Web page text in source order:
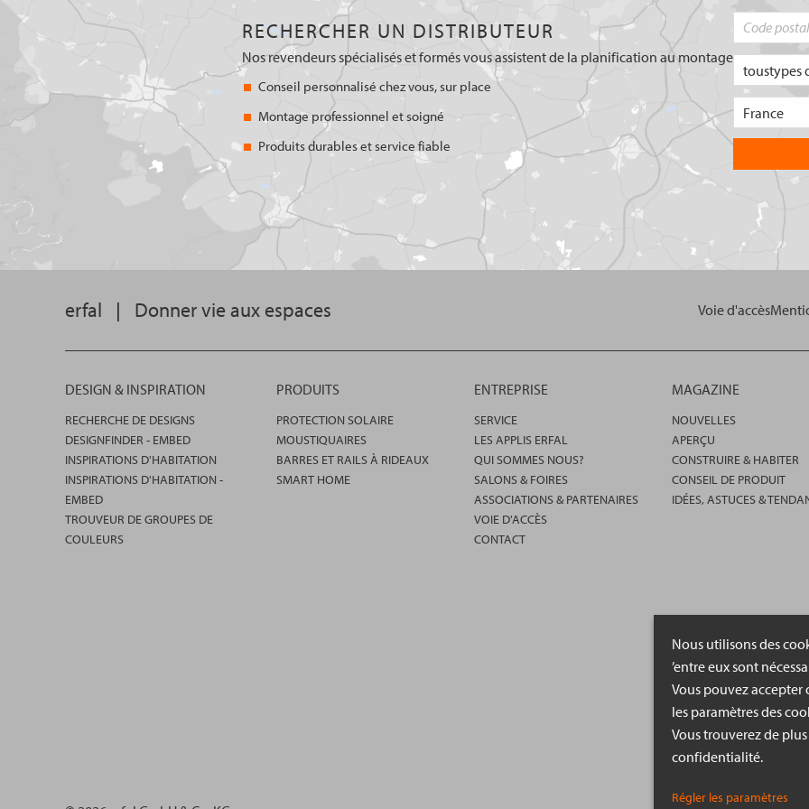
Nous utilisons des
’entre eux sont
Vous pouvez accepter
les paramètres des
Vous trouverez de
confidentialité.
Régler les paramètres
RECHERCHER UN DISTRIBUTEUR
Nos revendeurs spécialisés et formés vous assistent de la planification au montage
Conseil personnalisé chez vous, sur place
Montage professionnel et soigné
Produits durables et service fiable
erfal | Donner vie aux espaces Voie d'accès
DESIGN & INSPIRATION
RECHERCHE DE DESIGNS
DESIGNFINDER - EMBED
INSPIRATIONS D'HABITATION
INSPIRATIONS D'HABITATION -
EMBED
TROUVEUR DE GROUPES DE
COULEURS
PRODUITS
PROTECTION SOLAIRE
MOUSTIQUAIRES
BARRES ET RAILS À RIDEAUX
SMART HOME
ENTREPRISE
SERVICE
LES APPLIS ERFAL
QUI SOMMES NOUS?
SALONS & FOIRES
ASSOCIATIONS & PARTENAIRES
VOIE D'ACCÈS
CONTACT
MAGAZINE
NOUVELLES
APERÇU
CONSTRUIRE & HABITER
CONSEIL DE PRODUIT
IDÉES, ASTUCES &